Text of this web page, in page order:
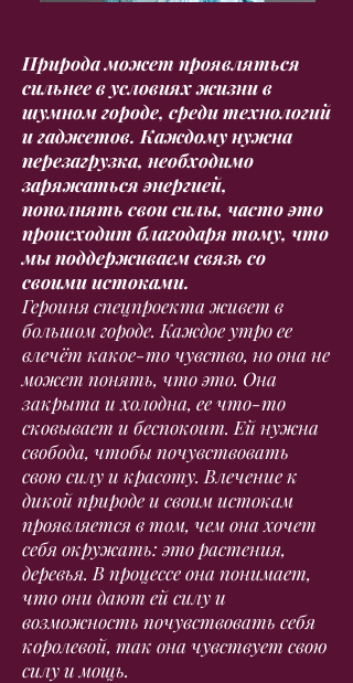
Природа может проявляться
сильнее в условиях жизни в
шумном городе, среди технологий
и гаджетов. Каждому нужна
перезагрузка, необходимо
заряжаться энергией,
пополнять свои силы, часто это
происходит благодаря тому, что
мы поддерживаем связь со
своими истоками.
Героиня спецпроекта живет в
большом городе. Каждое утро ее
влечёт какое-то чувство, но она не
может понять, что это. Она
закрыта и холодна, ее что-то
сковывает и беспокоит. Ей нужна
свобода, чтобы почувствовать
свою силу и красоту. Влечение к
дикой природе и своим истокам
проявляется в том, чем она хочет
себя окружать: это растения,
деревья. В процессе она понимает,
что они дают ей силу и
возможность почувствовать себя
королевой, так она чувствует свою
силу и мощь.